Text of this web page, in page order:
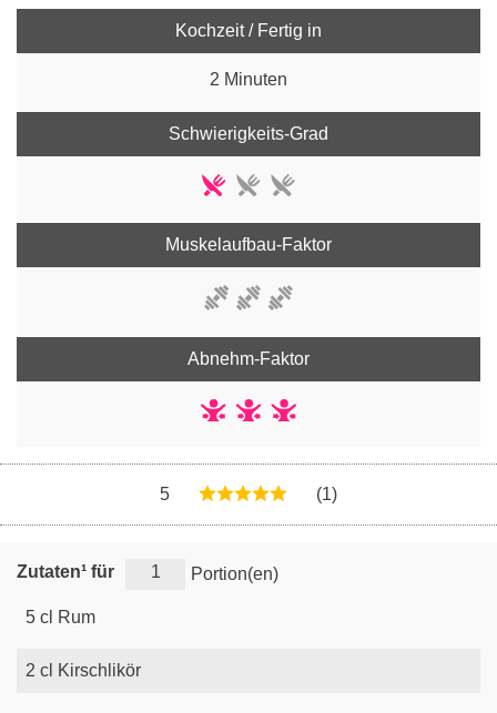
Kochzeit / Fertig in
2 Minuten
Schwierigkeits-Grad
Muskelaufbau-Faktor
Abnehm-Faktor
5 (1)
Zutaten¹ für Portion(en)
5 cl Rum
2 cl Kirschlikör